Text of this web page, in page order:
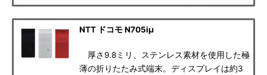
NTT ドコモ N705iμ
厚さ9.8ミリ、ステンレス素材を使用した極
薄の折りたたみ式端末。ディスプレイは約3